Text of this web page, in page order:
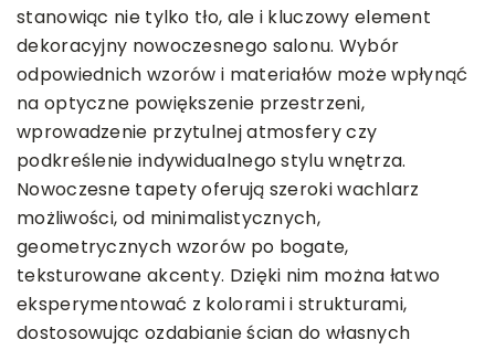
stanowiąc nie tylko tło, ale i kluczowy element
dekoracyjny nowoczesnego salonu. Wybór
odpowiednich wzorów i materiałów może wpłynąć
na optyczne powiększenie przestrzeni,
wprowadzenie przytulnej atmosfery czy
podkreślenie indywidualnego stylu wnętrza.
Nowoczesne tapety oferują szeroki wachlarz
możliwości, od minimalistycznych,
geometrycznych wzorów po bogate,
teksturowane akcenty. Dzięki nim można łatwo
eksperymentować z kolorami i strukturami,
dostosowując ozdabianie ścian do własnych